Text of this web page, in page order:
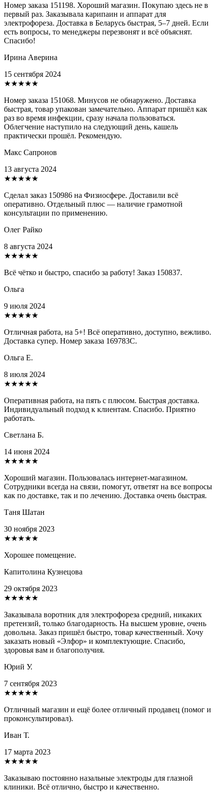
Номер заказа 151198. Хороший магазин. Покупаю здесь не в
первый раз. Заказывала карипаин и аппарат для
электрофореза. Доставка в Беларусь быстрая, 5–7 дней. Если
есть вопросы, то менеджеры перезвонят и всё объяснят.
Спасибо!
Ирина Аверина
15 сентября 2024
★★★★★
Номер заказа 151068. Минусов не обнаружено. Доставка
быстрая, товар упакован замечательно. Аппарат пришёл как
раз во время инфекции, сразу начала пользоваться.
Облегчение наступило на следующий день, кашель
практически прошёл. Рекомендую.
Макс Сапронов
13 августа 2024
★★★★★
Сделал заказ 150986 на Физиосфере. Доставили всё
оперативно. Отдельный плюс — наличие грамотной
консультации по применению.
Олег Райко
8 августа 2024
★★★★★
Всё чётко и быстро, спасибо за работу! Заказ 150837.
Ольга
9 июля 2024
★★★★★
Отличная работа, на 5+! Всё оперативно, доступно, вежливо.
Доставка супер. Номер заказа 169783С.
Ольга Е.
8 июля 2024
★★★★★
Оперативная работа, на пять с плюсом. Быстрая доставка.
Индивидуальный подход к клиентам. Спасибо. Приятно
работать.
Светлана Б.
14 июня 2024
★★★★★
Хороший магазин. Пользовалась интернет-магазином.
Сотрудники всегда на связи, помогут, ответят на все вопросы
как по доставке, так и по лечению. Доставка очень быстрая.
Таня Шатан
30 ноября 2023
★★★★★
Хорошее помещение.
Капитолина Кузнецова
29 октября 2023
★★★★★
Заказывала воротник для электрофореза средний, никаких
претензий, только благодарность. На высшем уровне, очень
довольна. Заказ пришёл быстро, товар качественный. Хочу
заказать новый «Элфор» и комплектующие. Спасибо,
здоровья вам и благополучия.
Юрий У.
7 сентября 2023
★★★★★
Отличный магазин и ещё более отличный продавец (помог и
проконсультировал).
Иван Т.
17 марта 2023
★★★★★
Заказываю постоянно назальные электроды для глазной
клиники. Всё отлично, быстро и качественно.